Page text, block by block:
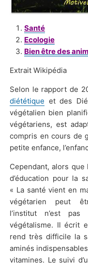
Santé
Ecologie
Bien être des
Extrait Wikipédia
Selon le rapport de
diététique et des
végétalien bien
végétariens, est
compris en cours de
petite enfance,
Cependant, alors que
d’éducation pour la
« La santé vient en
végétarien peut
l’institut n’est
végétalisme. Il écrit
rend très difficile la
aminés
vitamines. Le suivi